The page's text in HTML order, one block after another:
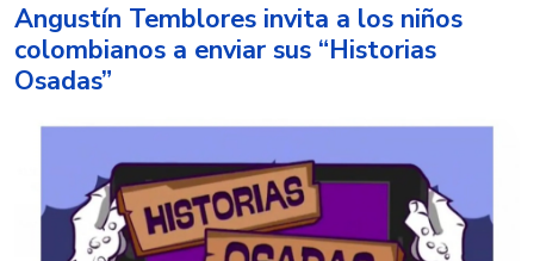
Angustín Temblores invita a los niños
colombianos a enviar sus “Historias
Osadas”